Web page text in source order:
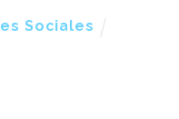
Sociales